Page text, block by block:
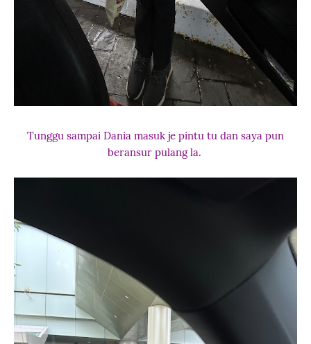
Tunggu sampai Dania masuk je pintu tu dan saya pun
beransur pulang la.